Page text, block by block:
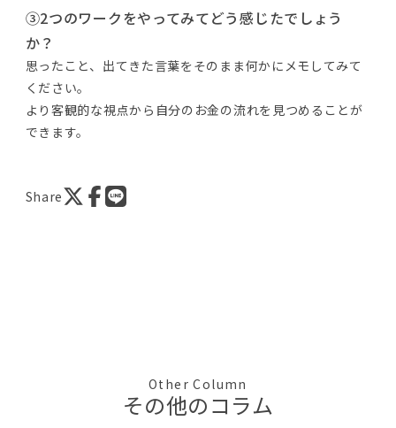
③2つのワークをやってみてどう感じたでしょう
か？
思ったこと、出てきた言葉をそのまま何かにメモしてみて
ください。
より客観的な視点から自分のお金の流れを見つめることが
できます。
Share
Other Column
その他のコラム